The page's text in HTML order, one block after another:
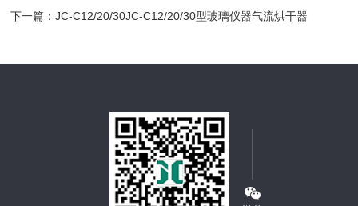
下一篇：JC-C12/20/30JC-C12/20/30型玻璃仪器气流烘干器